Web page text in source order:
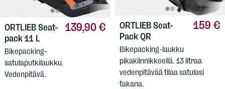
139,90 €
ORTLIEBSeat-
pack 11 L
Bikepacking-
satulaputkilaukku.
Vedenpitävä.
159 €
ORTLIEBSeat-
Pack QR
Bikepacking-laukku
pikakiinnikkeellä. 13 litraa
vedenpitävää tilaa satulasi
takana.